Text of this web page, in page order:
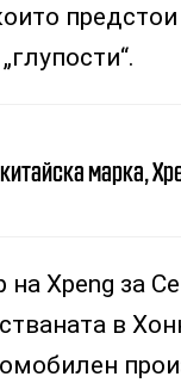
марка,
Xpeng за
в